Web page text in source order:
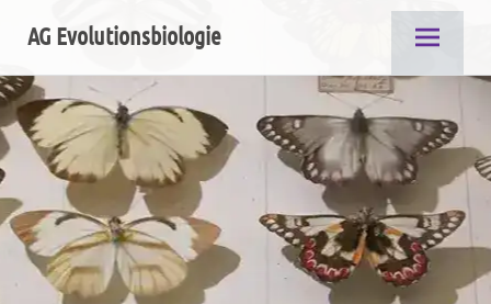
InhaltAG Evolutionsbiologie